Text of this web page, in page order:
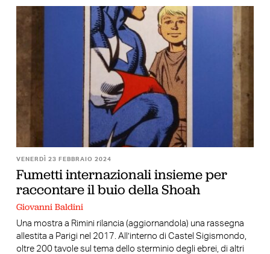
VENERDÌ 23 FEBBRAIO 2024
Fumetti internazionali insieme per
raccontare il buio della Shoah
Giovanni Baldini
Una mostra a Rimini rilancia (aggiornandola) una rassegna
allestita a Parigi nel 2017. All’interno di Castel Sigismondo,
oltre 200 tavole sul tema dello sterminio degli ebrei, di altri